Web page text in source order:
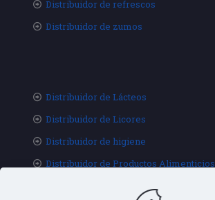
Distribuidor de refrescos
Distribuidor de zumos
Distribuidor de Lácteos
Distribuidor de Licores
Distribuidor de higiene
Distribuidor de Productos Alimenticios